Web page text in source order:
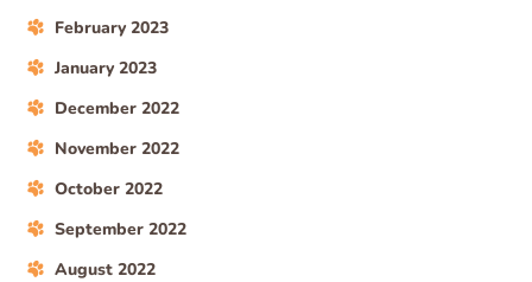
February 2023
January 2023
December 2022
November 2022
October 2022
September 2022
August 2022